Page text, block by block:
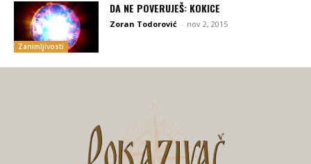
Zanimljivosti
DA NE POVERUJEŠ: KOKICE
Zoran Todorović - nov 2, 2015